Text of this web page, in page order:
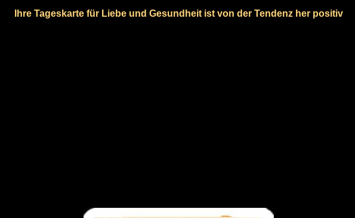
Ihre Tageskarte für Liebe und Gesundheit ist von der Tendenz her positiv